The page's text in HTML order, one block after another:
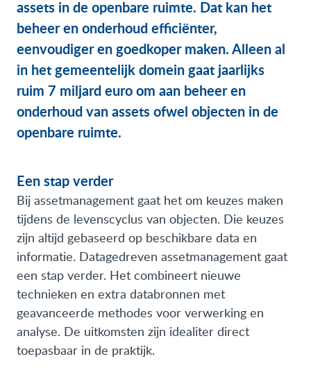
assets in de openbare ruimte. Dat kan het
beheer en onderhoud efficiënter,
eenvoudiger en goedkoper maken. Alleen al
in het gemeentelijk domein gaat jaarlijks
ruim 7 miljard euro om aan beheer en
onderhoud van assets ofwel objecten in de
openbare ruimte.
Een stap verder
Bij assetmanagement gaat het om keuzes maken
tijdens de levenscyclus van objecten. Die keuzes
zijn altijd gebaseerd op beschikbare data en
informatie. Datagedreven assetmanagement gaat
een stap verder. Het combineert nieuwe
technieken en extra databronnen met
geavanceerde methodes voor verwerking en
analyse. De uitkomsten zijn idealiter direct
toepasbaar in de praktijk.